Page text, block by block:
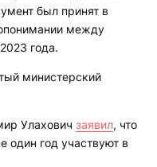
был принят в
между
года.
министерский
Улахович заявил, что
один год участвуют в